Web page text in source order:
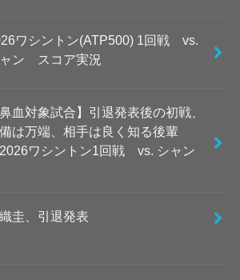
ワシントン(ATP500) 1回戦 vs.
ン スコア実況
鼻血対象試合】引退発表後の初戦、
は万端、相手は良く知る後輩
2026ワシントン1回戦 vs. シャン
圭、引退発表